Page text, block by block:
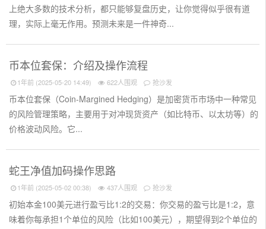
上绝大多数的技术分析，都只能够复盘历史，让你觉得似乎很有道
理，实际上毫无作用。预测未来是一件神奇...
币本位套保：介绍及操作流程
1年前 (2025-05-20 14:49) 622人围观 抢沙发
币本位套保（Coin-Margined Hedging）是加密货币市场中一种常见
的风险管理策略，主要用于对冲现货资产（如比特币、以太坊等）的
价格波动风险。它...
蛇王净值加码操作思路
1年前 (2025-05-02 00:38) 437人围观 抢沙发
初始本金100美元进行盈亏比1:2的交易：你交易的盈亏比是1:2，意
味着你每承担1个单位的风险（比如100美元），期望得到2个单位的